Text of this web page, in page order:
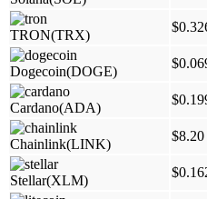
TRON(TRX)
Dogecoin(DOGE)
Cardano(ADA)
Chainlink(LINK)
$8.20
Stellar(XLM)